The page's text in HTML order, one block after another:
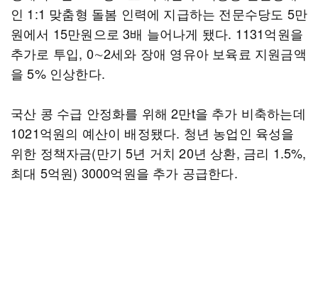
인 1:1 맞춤형 돌봄 인력에 지급하는 전문수당도 5만
원에서 15만원으로 3배 늘어나게 됐다. 1131억원을
추가로 투입, 0∼2세와 장애 영유아 보육료 지원금액
을 5% 인상한다.
국산 콩 수급 안정화를 위해 2만t을 추가 비축하는데
1021억원의 예산이 배정됐다. 청년 농업인 육성을
위한 정책자금(만기 5년 거치 20년 상환, 금리 1.5%,
최대 5억원) 3000억원을 추가 공급한다.